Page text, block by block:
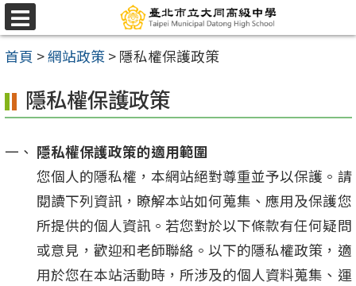
跳
至
主
內
區
選
單
首頁 >網站政策> 隱私權保護政策
隱私權保護政策
隱私權保護政策的適用範圍
您個人的隱私權，本網站絕對尊重並予以保護。請
閱讀下列資訊，瞭解本站如何蒐集、應用及保護您
所提供的個人資訊。若您對於以下條款有任何疑問
或意見，歡迎和老師聯絡。以下的隱私權政策，適
用於您在本站活動時，所涉及的個人資料蒐集、運